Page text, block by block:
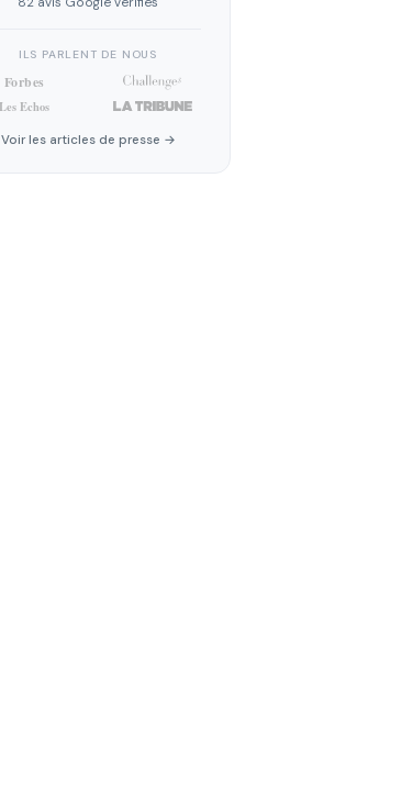
ILS PARLENT DE NOUS
Voir les articles de presse →